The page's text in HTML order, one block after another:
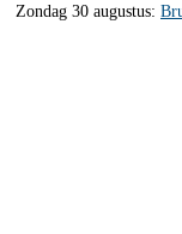
Zondag 30 augustus: